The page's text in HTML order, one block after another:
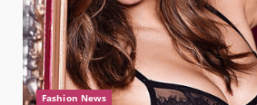
Fashion News